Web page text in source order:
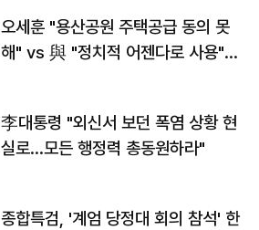
오세훈 "용산공원 주택공급 동의 못
해" vs 與 "정치적 어젠다로 사용"
李대통령 "외신서 보던 폭염 상황 현
실로…모든 행정력 총동원하라"
종합특검, '계엄 당정대 회의 참석' 한